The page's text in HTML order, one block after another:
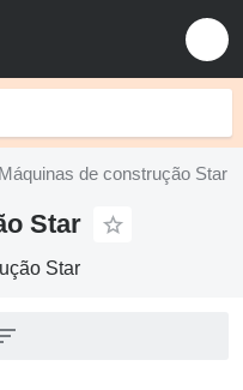
Máquinas de construção Star
Star
Star